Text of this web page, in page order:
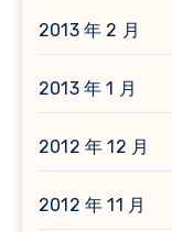
2013 年 2 月
2013 年 1 月
2012 年 12 月
2012 年 11 月